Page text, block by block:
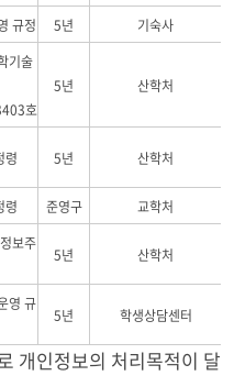
규정 5년 기숙사
기술
호
5년 산학처
령 5년 산학처
령 준영구
교학처
보주
5년 산학처
영 규
5년 학생상담센터
개인정보의 처리목적이 달